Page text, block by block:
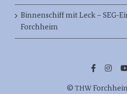
Binnenschiff mit Leck – SEG-
Forchheim
© THW